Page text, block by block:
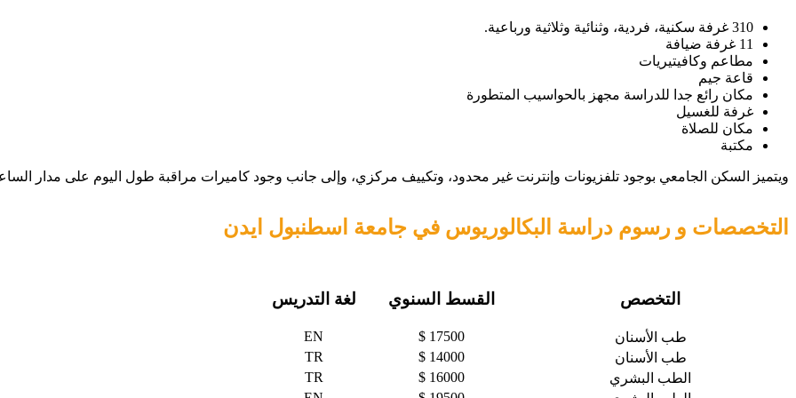
310 غرفة سكنية، فردية، وثنائية وثلاثية ورباعية.
11 غرفة ضيافة
مطاعم وكافيتيريات
قاعة جيم
مكان رائع جدا للدراسة مجهز بالحواسيب المتطورة
غرفة للغسيل
مكان للصلاة
مكتبة
ويتميز السكن الجامعي بوجود تلفزيونات وإنترنت غير محدود، وتكييف مركزي، وإلى جانب وجود كاميرات مراقبة طول اليوم على مدار
التخصصات و رسوم دراسة البكالوريوس في جامعة اسطنبول ايدن
التخصص القسط السنوي لغة التدريس
طب الأسنان 17500 $
EN
طب الأسنان
14000 $
TR
الطب البشري
16000 $
TR